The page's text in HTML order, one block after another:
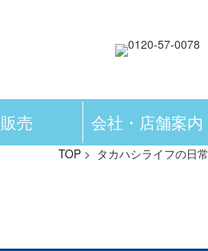
販売 会社・店舗案内
TOP> タカハシライフの日常